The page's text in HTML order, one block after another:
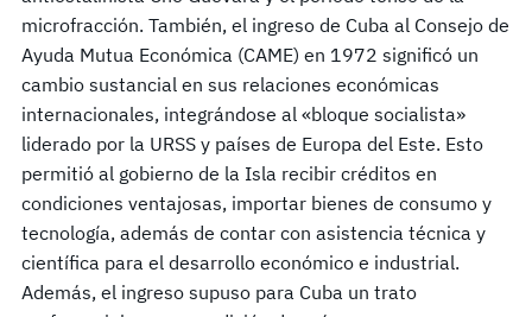
microfracción. También, el ingreso de Cuba al Consejo de
Ayuda Mutua Económica (CAME) en 1972 significó un
cambio sustancial en sus relaciones económicas
internacionales, integrándose al «bloque socialista»
liderado por la URSS y países de Europa del Este. Esto
permitió al gobierno de la Isla recibir créditos en
condiciones ventajosas, importar bienes de consumo y
tecnología, además de contar con asistencia técnica y
científica para el desarrollo económico e industrial.
Además, el ingreso supuso para Cuba un trato